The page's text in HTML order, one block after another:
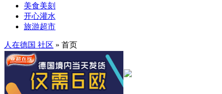
美食美刻
开心灌水
旅游超市
人在德国 社区 » 首页